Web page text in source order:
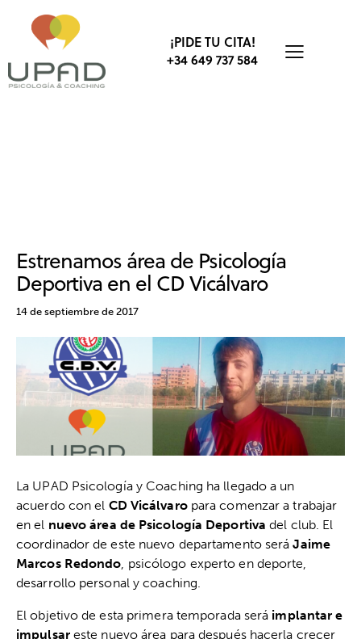
¡PIDE TU CITA!
+34 649 737 584
Estrenamos área de Psicología
Deportiva en el CD Vicálvaro
14 de septiembre de 2017
La UPAD Psicología y Coaching ha llegado a un
acuerdo con el CD Vicálvaropara comenzar a trabajar
en el nuevo área de Psicología Deportiva del club. El
coordinador de este nuevo departamento seráJaime
Marcos Redondo, psicólogo experto en deporte,
desarrollo personal y coaching.
El objetivo de esta primera temporada será implantar e
impulsareste nuevo área para después hacerla crecer